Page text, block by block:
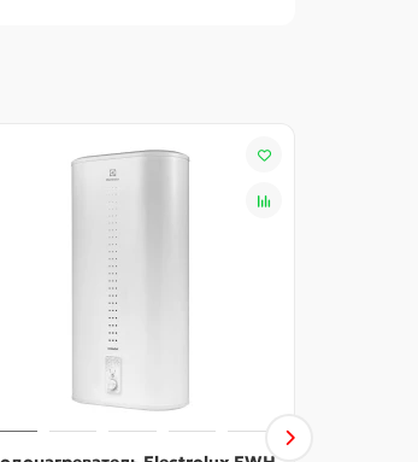
увеличенной массы